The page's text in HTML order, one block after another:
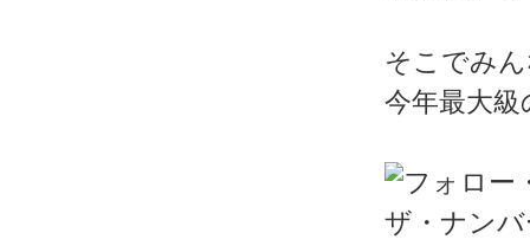
そこでみ
今年最大